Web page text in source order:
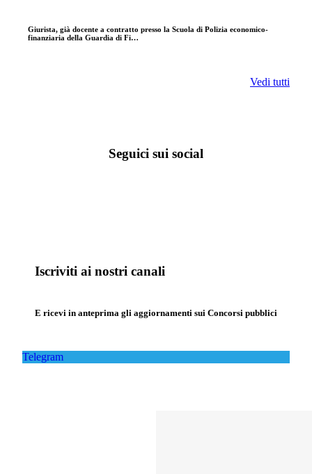
Giurista, già docente a contratto presso la Scuola di Polizia economico-
finanziaria della Guardia di Fi…
Vedi tutti
Seguici sui social
Iscriviti ai nostri canali
E ricevi in anteprima gli aggiornamenti sui Concorsi pubblici
Telegram